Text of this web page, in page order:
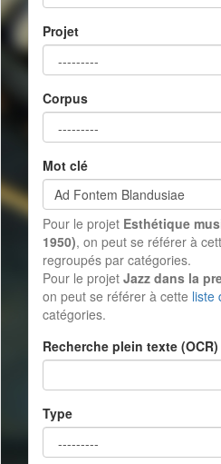
Projet
Corpus
Mot clé
Pour le projet Esthétique
1950), on peut se référer à
regroupés par catégories.
Pour le projet Jazz dans la
on peut se référer à cette liste
catégories.
Recherche plein texte (OCR)
Type